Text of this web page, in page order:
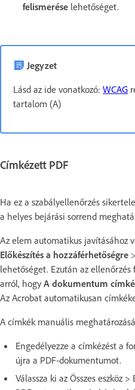
felismerése lehetőséget.
Jegyzet
Lásd az ide vonatkozó: WCAG
tartalom (A)
Címkézett PDF
Ha ez a szabályellenőrzés
a helyes bejárási sorrend
Az elem automatikus javításához
Előkészítés a hozzáférhetőségre >
lehetőséget. Ezután az
arról, hogy A dokumentum
Az Acrobat automatikusan
A címkék manuális
Engedélyezze a címkézést a
újra a PDF-dokumentumot.
Válassza ki az Összes eszköz